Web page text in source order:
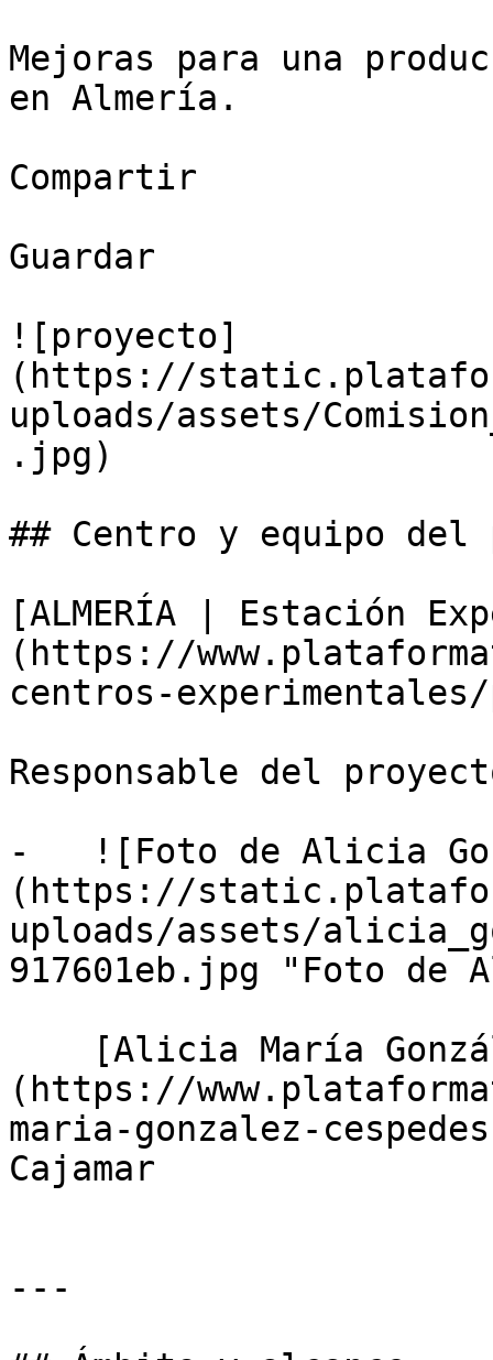
Mejoras para una
en Almería.
Compartir
Guardar
![proyecto]
(https://
uploads/assets/
.jpg)
## Centro y equipo del
[ALMERÍA | Estación
(https://
centros-
Responsable del
-   ![Foto de Alicia
(https://
uploads/assets/
917601eb.jpg "Foto de
(https://
maria-gonzalez-
Cajamar
---